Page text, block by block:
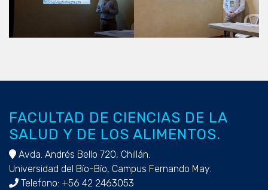
FACULTAD DE CIENCIAS DE LA
SALUD Y DE LOS ALIMENTOS.
Avda. Andrés Bello 720, Chillán.
Universidad del Bío-Bío, Campus Fernando May.
Telefono: +56 42 2463053